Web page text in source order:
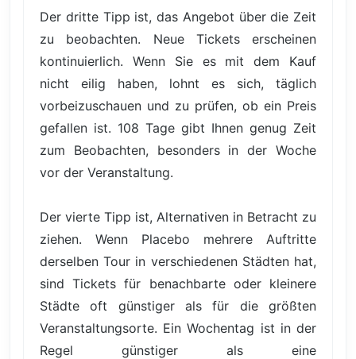
Der dritte Tipp ist, das Angebot über die Zeit
zu beobachten. Neue Tickets erscheinen
kontinuierlich. Wenn Sie es mit dem Kauf
nicht eilig haben, lohnt es sich, täglich
vorbeizuschauen und zu prüfen, ob ein Preis
gefallen ist. 108 Tage gibt Ihnen genug Zeit
zum Beobachten, besonders in der Woche
vor der Veranstaltung.
Der vierte Tipp ist, Alternativen in Betracht zu
ziehen. Wenn Placebo mehrere Auftritte
derselben Tour in verschiedenen Städten hat,
sind Tickets für benachbarte oder kleinere
Städte oft günstiger als für die größten
Veranstaltungsorte. Ein Wochentag ist in der
Regel günstiger als eine